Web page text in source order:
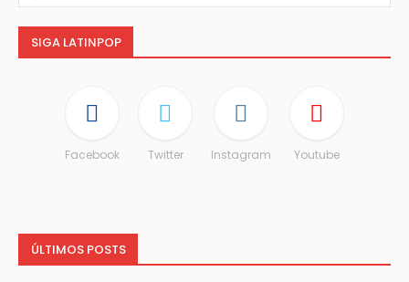
SIGA LATINPOP
Facebook Twitter Instagram Youtube
ÚLTIMOS POSTS